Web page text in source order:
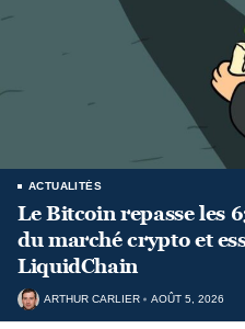
ACTUALITÉS
Le Bitcoin repasse les
du marché crypto et
LiquidChain
ARTHUR CARLIER AOÛT 5, 2026